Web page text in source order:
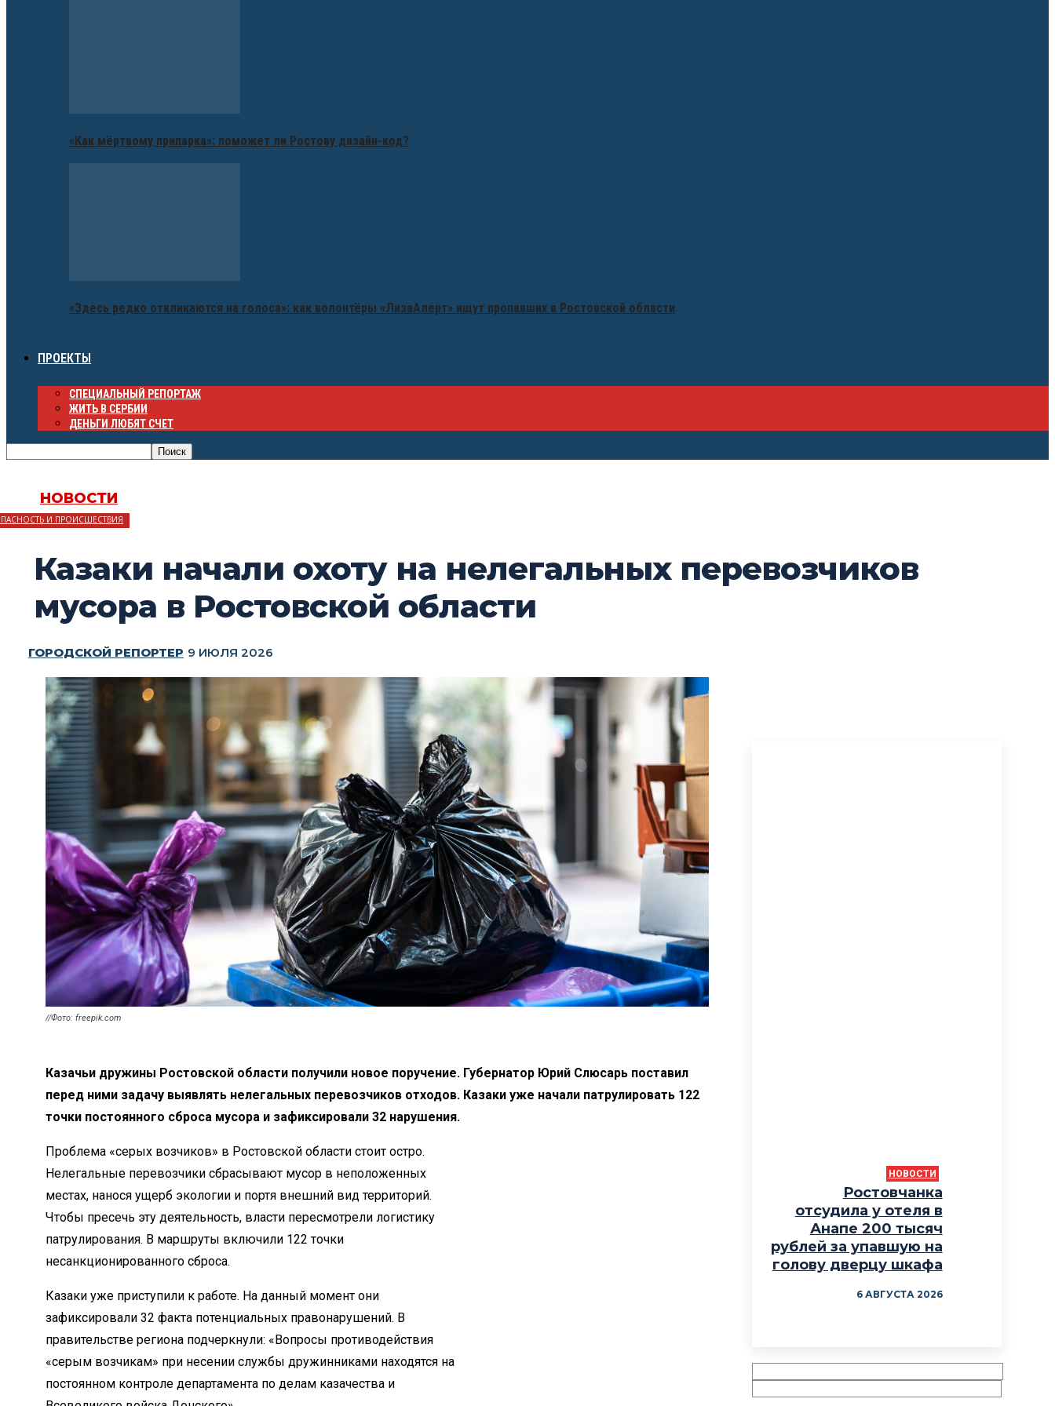
«Как мёртвому припарка»: поможет ли Ростову дизайн-код?
«Здесь редко откликаются на голоса»: как волонтёры «ЛизаАлерт» ищут пропавших в Ростовской области
ПРОЕКТЫ
СПЕЦИАЛЬНЫЙ РЕПОРТАЖ
ЖИТЬ В СЕРБИИ
ДЕНЬГИ ЛЮБЯТ СЧЕТ
НОВОСТИ
И ПРОИСШЕСТВИЯ
Казаки начали охоту на нелегальных перевозчиков
мусора в Ростовской области
ГОРОДСКОЙ РЕПОРТЕР 9 ИЮЛЯ 2026
//Фото: freepik.com
Казачьи дружины Ростовской области получили новое поручение. Губернатор Юрий Слюсарь поставил
перед ними задачу выявлять нелегальных перевозчиков отходов. Казаки уже начали патрулировать 122
точки постоянного сброса мусора и зафиксировали 32 нарушения.
Проблема «серых возчиков» в Ростовской области стоит остро.
Нелегальные перевозчики сбрасывают мусор в неположенных
местах, нанося ущерб экологии и портя внешний вид территорий.
Чтобы пресечь эту деятельность, власти пересмотрели логистику
патрулирования. В маршруты включили 122 точки
несанкционированного сброса.
Казаки уже приступили к работе. На данный момент они
зафиксировали 32 факта потенциальных правонарушений. В
правительстве региона подчеркнули: «Вопросы противодействия
«серым возчикам» при несении службы дружинниками находятся на
постоянном контроле департамента по делам казачества и
НОВОСТИ
Ростовчанка
отсудила у отеля в
Анапе 200 тысяч
рублей за упавшую на
голову дверцу шкафа
6 АВГУСТА 2026